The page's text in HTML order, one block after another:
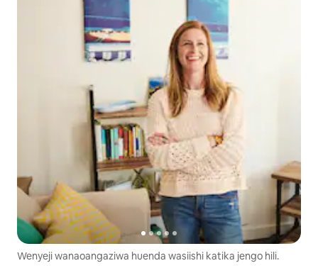
Wenyeji wanaoangaziwa huenda wasiishi katika jengo hili.